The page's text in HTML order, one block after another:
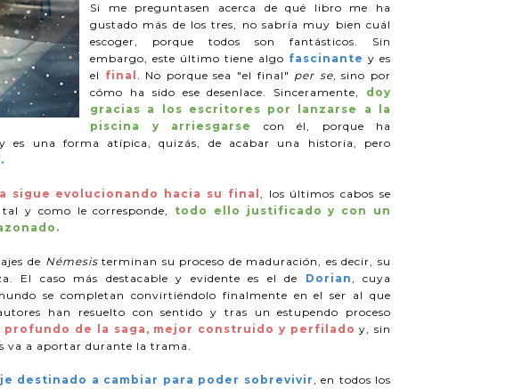
Si me preguntasen acerca de qué libro me ha
gustado más de los tres, no sabría muy bien cuál
escoger, porque todos son fantásticos. Sin
embargo, este último tiene algo fascinante y es
el final . No porque sea "el final" per se, sino por
cómo ha sido ese desenlace. Sinceramente, doy
gracias a los escritores por lanzarse a la
piscina y arriesgarse
con él, porque ha
es una forma atípica, quizás, de acabar una historia, pero
sigue evolucionando hacia su final , los últimos cabos se
y como le corresponde, todo ello justificado y con un
de Némesisterminan su proceso de maduración, es decir, su
El caso más destacable y evidente es el de Dorian, cuya
se completan convirtiéndolo finalmente en el ser al que
han resuelto con sentido y tras un estupendo proceso
profundo de la saga, mejor construido y perfilado y, sin
va a aportar durante la trama.
destinado a cambiar para poder sobrevivir, en todos los